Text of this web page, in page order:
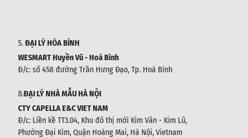
5. ĐẠI LÝ HÒA BÌNH
WESMART Huyền Vũ - Hoà Bình
Đ/c: số 458 đường Trần Hưng Đạo, Tp. Hoà Bình
8.ĐẠI LÝ NHÀ MẪU HÀ NỘI
CTY CAPELLA E&C VIET NAM
Đ/c: Liền kề TT3.04, Khu đô thị mới Kim Văn - Kim Lũ,
Phường Đại Kim, Quận Hoàng Mai, Hà Nội, Vietnam